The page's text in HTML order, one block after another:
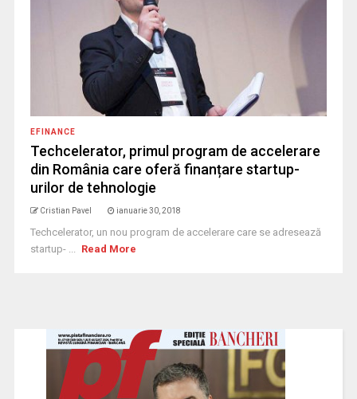
EFINANCE
Techcelerator, primul program de accelerare
din România care oferă finanțare startup-
urilor de tehnologie
Cristian Pavel ianuarie 30, 2018
Techcelerator, un nou program de accelerare care se adresează
startup- ... Read More